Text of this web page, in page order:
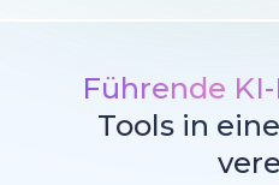
Führende
Tools in